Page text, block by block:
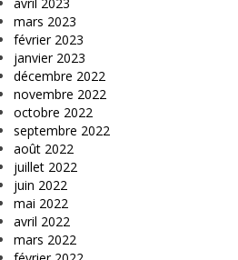
avril 2023
mars 2023
février 2023
janvier 2023
décembre 2022
novembre 2022
octobre 2022
septembre 2022
août 2022
juillet 2022
juin 2022
mai 2022
avril 2022
mars 2022